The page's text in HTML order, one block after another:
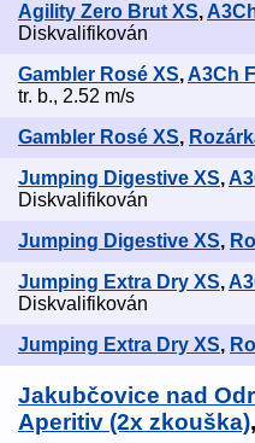
Agility Zero Brut XS,
Diskvalifikován
Gambler Rosé XS,A3Ch
tr. b., 2.52 m/s
Gambler Rosé XS,
Jumping Digestive XS,
Diskvalifikován
Jumping Digestive XS,
Jumping Extra Dry XS,
Diskvalifikován
Jumping Extra Dry XS,
Jakubčovice nad
Aperitiv (2x zkouška)